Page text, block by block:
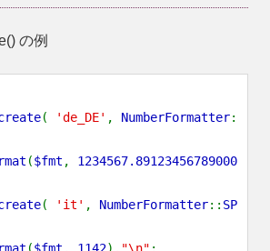
の例
( 'de_DE' , NumberFormatter:
($fmt , 1234567.89123456789000
( 'it' , NumberFormatter:: SP